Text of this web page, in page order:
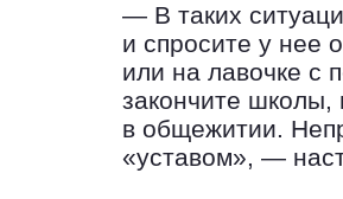
— В таких
и спросите у нее
или на лавочке с
закончите школы,
в общежитии.
«уставом», —